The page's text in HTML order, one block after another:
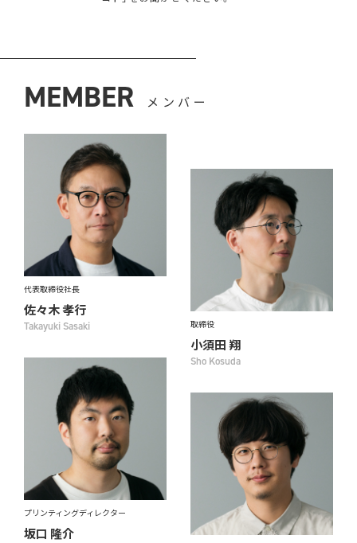
MEMBER メンバー
代表取締役社長
佐々木 孝行
Takayuki Sasaki 取締役
小須田 翔
Sho Kosuda
プリンティングディレクター
坂口 隆介